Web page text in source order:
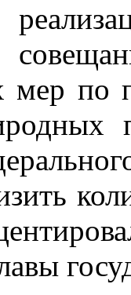
мер по